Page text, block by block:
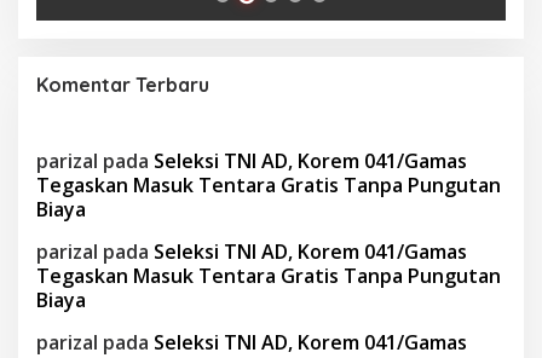
Komentar Terbaru
parizal pada Seleksi TNI AD, Korem 041/Gamas
Tegaskan Masuk Tentara Gratis Tanpa Pungutan
Biaya
parizal pada Seleksi TNI AD, Korem 041/Gamas
Tegaskan Masuk Tentara Gratis Tanpa Pungutan
Biaya
parizal pada Seleksi TNI AD, Korem 041/Gamas